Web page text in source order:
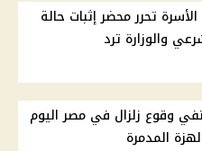
ريم.. الأسرة تحرر محضر إثبات حالة
والوزارة ترد
وقوع زلزال في مصر اليوم
المدمرة